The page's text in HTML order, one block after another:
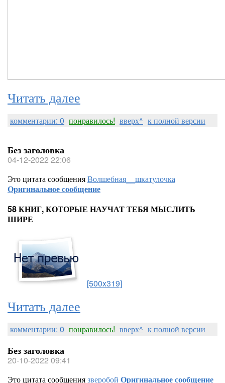
Читать далее
комментарии: 0 понравилось! вверх^ к полной версии
Без заголовка
04-12-2022 22:06
Это цитата сообщенияВолшебная__шкатулочка
Оригинальное сообщение
58 КНИГ, КОТОРЫЕ НАУЧАТ ТЕБЯ МЫСЛИТЬ
ШИРЕ
[500x319]
Читать далее
комментарии: 0 понравилось! вверх^ к полной версии
Без заголовка
20-10-2022 09:41
Это цитата сообщениязверобой Оригинальное сообщение